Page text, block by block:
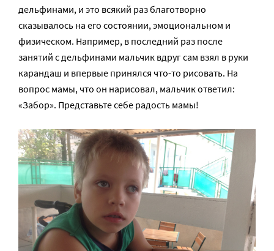
дельфинами, и это всякий раз благотворно
сказывалось на его состоянии, эмоциональном и
физическом. Например, в последний раз после
занятий с дельфинами мальчик вдруг сам взял в руки
карандаш и впервые принялся что-то рисовать. На
вопрос мамы, что он нарисовал, мальчик ответил:
«Забор». Представьте себе радость мамы!